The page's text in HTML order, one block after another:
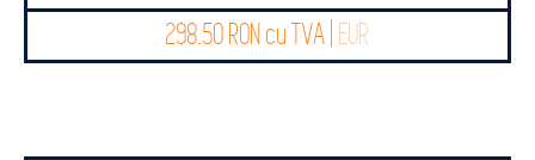
298.50 RON cu TVA | EUR